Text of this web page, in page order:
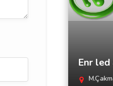
Enr